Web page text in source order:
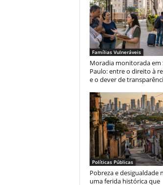
Famílias Vulneráveis
Moradia monitorada em
Paulo: entre o direito à
e o dever de
Políticas Públicas
Pobreza e desigualdade
uma ferida histórica que